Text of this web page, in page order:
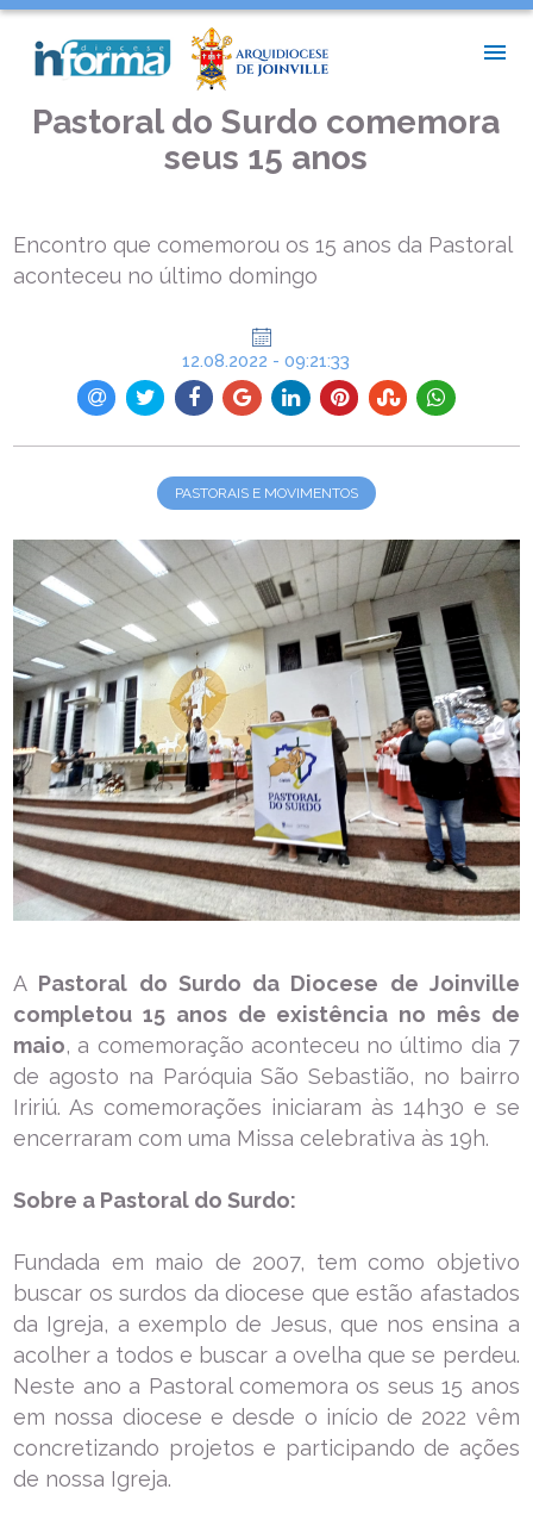
PASTORAL DO SURDO COMEMORA SEUS 15 ANOS
Pastoral do Surdo comemora
seus 15 anos
Encontro que comemorou os 15 anos da Pastoral
aconteceu no último domingo
12.08.2022 - 09:21:33
PASTORAIS E MOVIMENTOS
A Pastoral do Surdo da Diocese de Joinville
completou 15 anos de existência no mês de
maio, a comemoração aconteceu no último dia 7
de agosto na Paróquia São Sebastião, no bairro
Iririú. As comemorações iniciaram às 14h30 e se
encerraram com uma Missa celebrativa às 19h.
Sobre a Pastoral do Surdo:
Fundada em maio de 2007, tem como objetivo
buscar os surdos da diocese que estão afastados
da Igreja, a exemplo de Jesus, que nos ensina a
acolher a todos e buscar a ovelha que se perdeu.
Neste ano a Pastoral comemora os seus 15 anos
em nossa diocese e desde o início de 2022 vêm
concretizando projetos e participando de ações
de nossa Igreja.